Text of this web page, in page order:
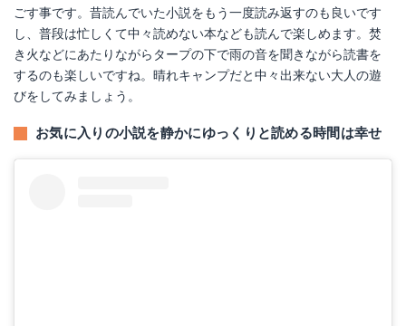
ごす事です。昔読んでいた小説をもう一度読み返すのも良いです
し、普段は忙しくて中々読めない本なども読んで楽しめます。焚
き火などにあたりながらタープの下で雨の音を聞きながら読書を
するのも楽しいですね。晴れキャンプだと中々出来ない大人の遊
びをしてみましょう。
お気に入りの小説を静かにゆっくりと読める時間は幸せ